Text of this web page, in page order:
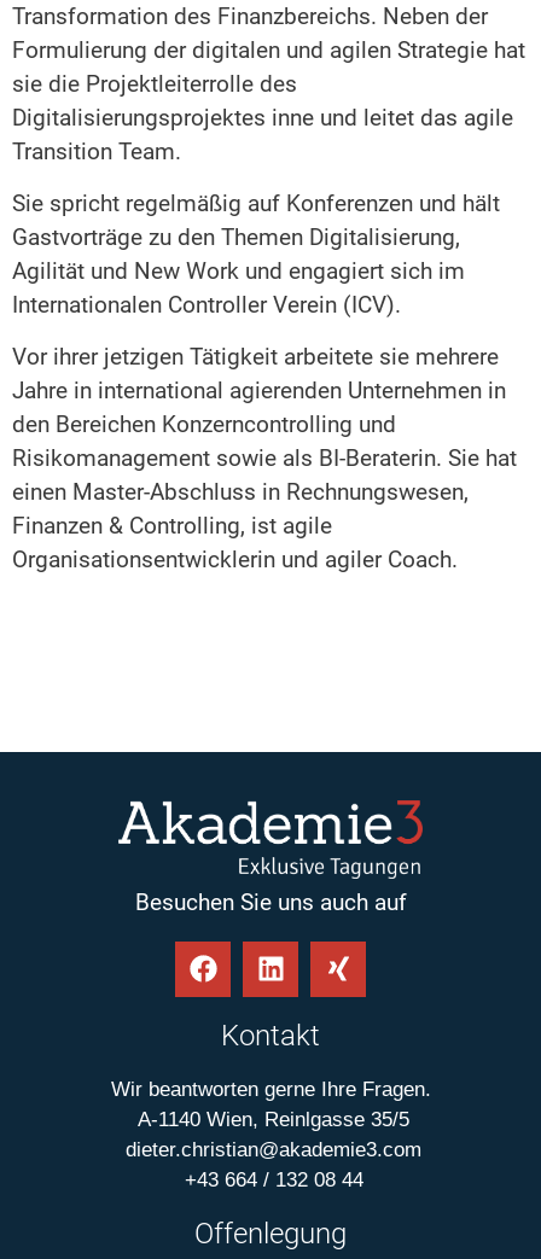
Transformation des Finanzbereichs. Neben der
Formulierung der digitalen und agilen Strategie hat
sie die Projektleiterrolle des
Digitalisierungsprojektes inne und leitet das agile
Transition Team.
Sie spricht regelmäßig auf Konferenzen und hält
Gastvorträge zu den Themen Digitalisierung,
Agilität und New Work und engagiert sich im
Internationalen Controller Verein (ICV).
Vor ihrer jetzigen Tätigkeit arbeitete sie mehrere
Jahre in international agierenden Unternehmen in
den Bereichen Konzerncontrolling und
Risikomanagement sowie als BI-Beraterin. Sie hat
einen Master-Abschluss in Rechnungswesen,
Finanzen & Controlling, ist agile
Organisationsentwicklerin und agiler Coach.
Besuchen Sie uns auch auf
Kontakt
Wir beantworten gerne Ihre Fragen.
A-1140 Wien, Reinlgasse 35/5
dieter.christian@akademie3.com
+43 664 / 132 08 44
Offenlegung